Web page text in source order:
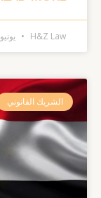
H&Z Law يونيو 26, 2024
الشريك القانوني